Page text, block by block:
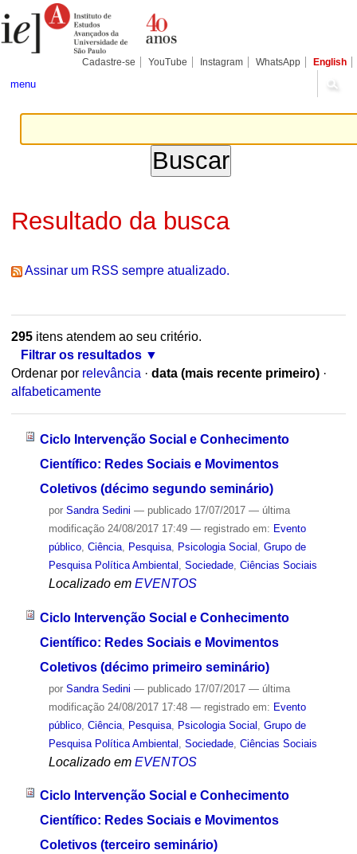
para
conteúdo.
Pessoais
Cadastre-se YouTube Instagram WhatsApp English
menu
Resultado da busca
Assinar um RSS sempre atualizado.
295itens atendem ao seu critério.
Filtrar os resultados
Ordenar por relevância · data (mais recente primeiro) ·
alfabeticamente
Ciclo Intervenção Social e Conhecimento
Científico: Redes Sociais e Movimentos
Coletivos (décimo segundo seminário)
por Sandra Sedini — publicado17/07/2017 — última
modificação24/08/2017 17:49 — registrado em: Evento
público, Ciência, Pesquisa, Psicologia Social
Grupo de
Pesquisa Política Ambiental
Sociedade, Ciências Sociais
Localizado em EVENTOS
Ciclo Intervenção Social e Conhecimento
Científico: Redes Sociais e Movimentos
Coletivos (décimo primeiro seminário)
por Sandra Sedini — publicado17/07/2017 — última
modificação24/08/2017 17:48 — registrado em: Evento
público, Ciência, Pesquisa, Psicologia Social Grupo de
Pesquisa Política Ambiental Sociedade, Ciências Sociais
Localizado em EVENTOS
Ciclo Intervenção Social e Conhecimento
Científico: Redes Sociais e Movimentos
Coletivos (terceiro seminário)